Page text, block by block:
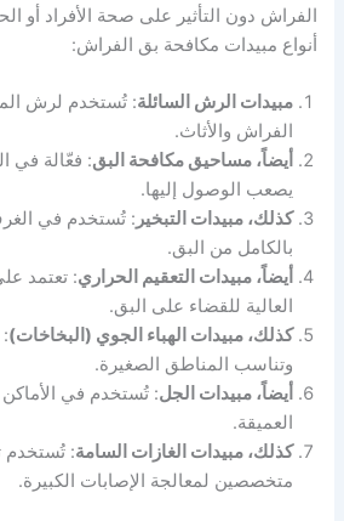
الفراش دون التأثير على صحة الأفراد أو
أنواع مبيدات مكافحة بق الفراش:
مبيدات الرش السائلة: تُستخدم لرش
الفراش والأثاث.
أيضاً، مساحيق مكافحة البق: فعّالة في
يصعب الوصول إليها.
كذلك، مبيدات التبخير : تُستخدم في
بالكامل من البق.
أيضاً، مبيدات التعقيم الحراري: تعتمد
العالية للقضاء على البق.
كذلك، مبيدات الهباء الجوي (البخاخات)
وتناسب المناطق الصغيرة.
أيضاً، مبيدات الجل: تُستخدم في
العميقة.
كذلك، مبيدات الغازات السامة:
متخصصين لمعالجة الإصابات الكبيرة.